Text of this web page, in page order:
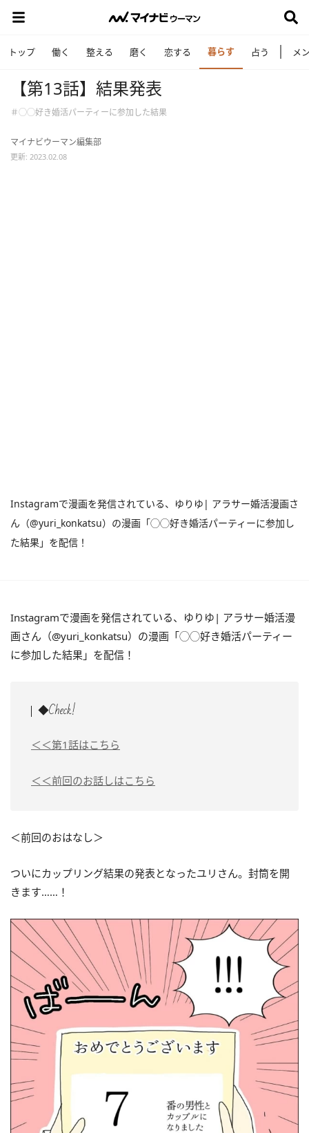
トップ 働く 整える 磨く 恋する 暮らす 占う メ
【第13話】結果発表
＃◯◯好き婚活パーティーに参加した結果
マイナビウーマン編集部
更新: 2023.02.08
Instagramで漫画を発信されている、ゆりゆ| アラサー婚活漫画さ
ん（@yuri_konkatsu）の漫画「◯◯好き婚活パーティーに参加し
た結果」を配信！
Instagramで漫画を発信されている、ゆりゆ| アラサー婚活漫
画さん（@yuri_konkatsu）の漫画「◯◯好き婚活パーティー
に参加した結果」を配信！
◆Check!
＜＜第1話はこちら
＜＜前回のお話しはこちら
＜前回のおはなし＞
ついにカップリング結果の発表となったユリさん。封筒を開
きます……！